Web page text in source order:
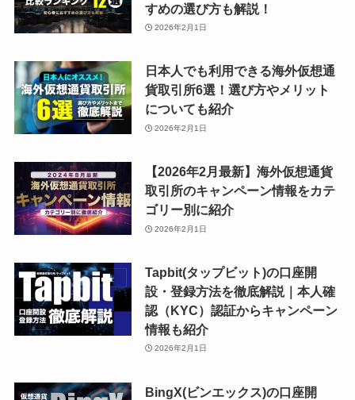
すめの選び方も解説！
2026年2月1日
日本人でも利用できる海外仮想通
貨取引所6選！選び方やメリット
についても紹介
2026年2月1日
【2026年2月最新】海外仮想通貨
取引所のキャンペーン情報をカテ
ゴリー別に紹介
2026年2月1日
Tapbit(タップビット)の口座開
設・登録方法を徹底解説｜本人確
認（KYC）認証からキャンペーン
情報も紹介
2026年2月1日
BingX(ビンエックス)の口座開